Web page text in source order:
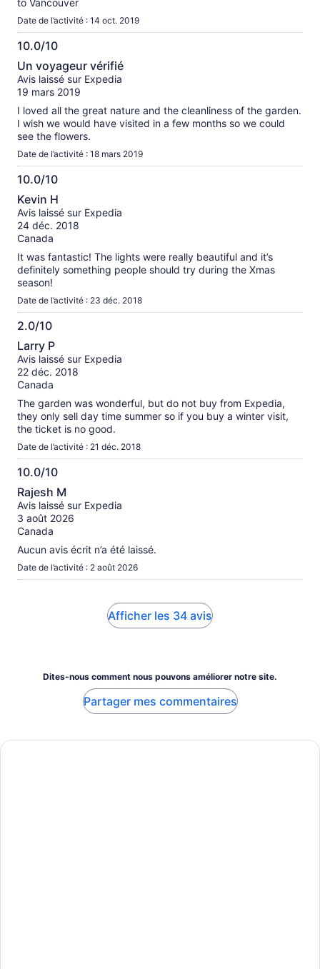
to Vancouver
Date de l’activité : 14 oct. 2019
10.0/10
10.0
sur
10
Un voyageur vérifié
Avis laissé sur Expedia
19 mars 2019
I loved all the great nature and the cleanliness of the garden.
I wish we would have visited in a few months so we could
see the flowers.
Date de l’activité : 18 mars 2019
10.0/10
10.0
sur
10
Kevin H
Avis laissé sur Expedia
24 déc. 2018
Canada
It was fantastic! The lights were really beautiful and it’s
definitely something people should try during the Xmas
season!
Date de l’activité : 23 déc. 2018
2.0/10
2.0
sur
10
Larry P
Avis laissé sur Expedia
22 déc. 2018
Canada
The garden was wonderful, but do not buy from Expedia,
they only sell day time summer so if you buy a winter visit,
the ticket is no good.
Date de l’activité : 21 déc. 2018
10.0/10
10.0
sur
10
Rajesh M
Avis laissé sur Expedia
3 août 2026
Canada
Aucun avis écrit n’a été laissé.
Date de l’activité : 2 août 2026
Afficher les 34 avis
Dites-nous comment nous pouvons améliorer notre site.
Partager mes commentaires